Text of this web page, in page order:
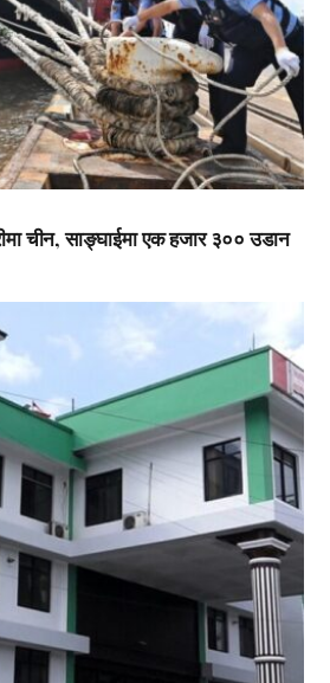
चीन, साङ्घाईमा एक हजार ३०० उडान